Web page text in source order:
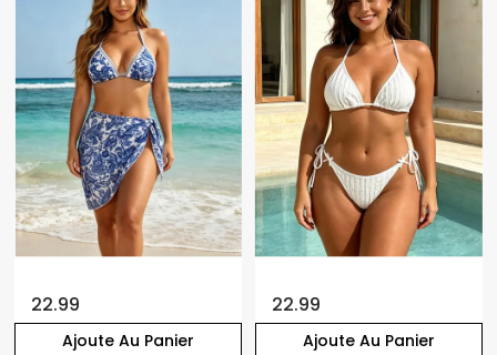
Ajoute Au Panier
22.99
Ajoute Au Panier
22.99